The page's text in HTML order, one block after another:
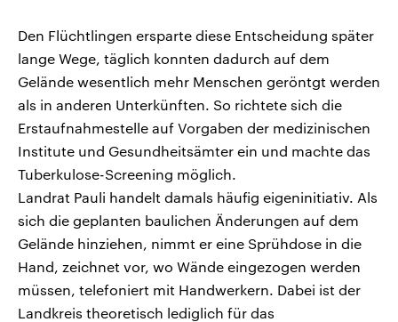
Den Flüchtlingen ersparte diese Entscheidung später
lange Wege, täglich konnten dadurch auf dem
Gelände wesentlich mehr Menschen geröntgt werden
als in anderen Unterkünften. So richtete sich die
Erstaufnahmestelle auf Vorgaben der medizinischen
Institute und Gesundheitsämter ein und machte das
Tuberkulose-Screening möglich.
Landrat Pauli handelt damals häufig eigeninitiativ. Als
sich die geplanten baulichen Änderungen auf dem
Gelände hinziehen, nimmt er eine Sprühdose in die
Hand, zeichnet vor, wo Wände eingezogen werden
müssen, telefoniert mit Handwerkern. Dabei ist der
Landkreis theoretisch lediglich für das